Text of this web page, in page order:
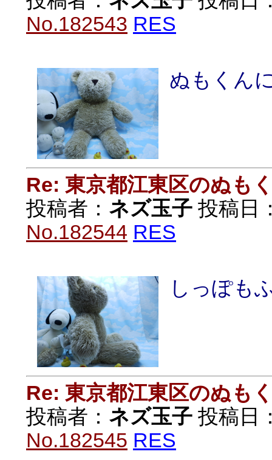
No.182543 RES
ぬもくん
Re: 東京都江東区のぬも
投稿者： ネズ玉子 投稿日
No.182544 RES
しっぽも
Re: 東京都江東区のぬも
投稿者： ネズ玉子 投稿日
No.182545 RES